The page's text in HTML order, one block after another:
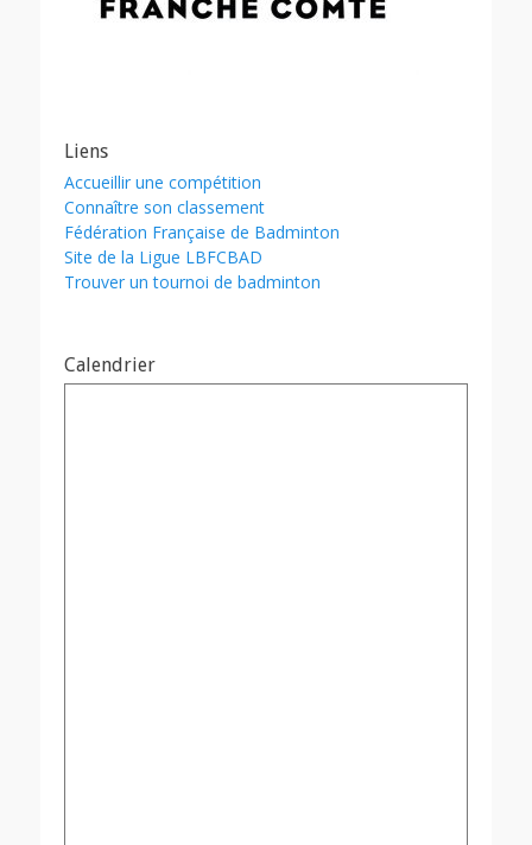
Liens
Accueillir une compétition
Connaître son classement
Fédération Française de Badminton
Site de la Ligue LBFCBAD
Trouver un tournoi de badminton
Calendrier